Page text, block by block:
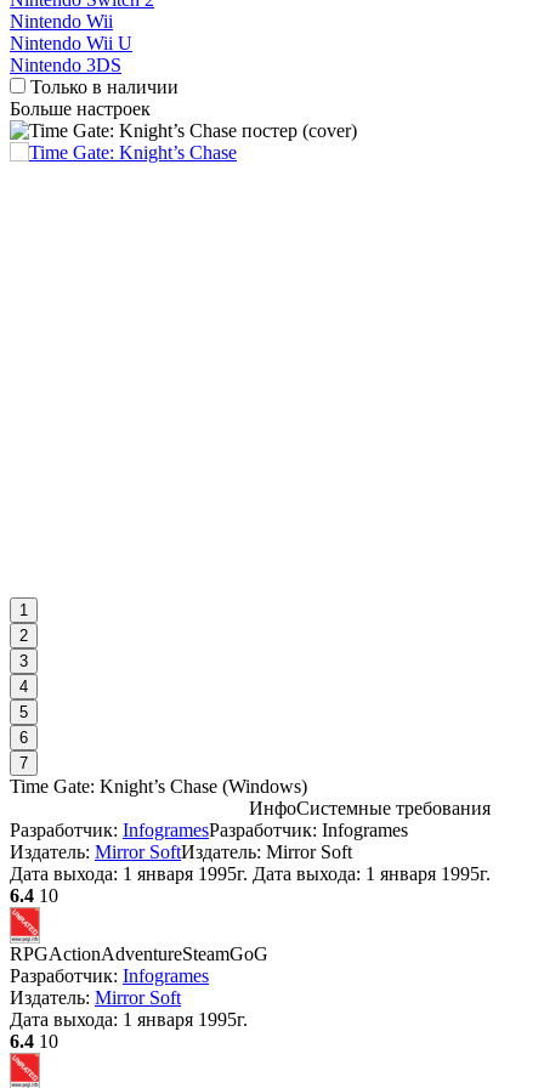
Nintendo Wii
Nintendo Wii U
Nintendo 3DS
Только в наличии
Больше настроек
1
2
3
4
5
6
7
Time Gate: Knight’s Chase (Windows)
ИнфоСистемные требования
Разработчик: InfogramesРазработчик: Infogrames
Издатель: Mirror SoftИздатель: Mirror Soft
Дата выхода: 1 января 1995г. Дата выхода: 1 января 1995г.
6.4 10
RPGActionAdventureSteamGoG
Разработчик: Infogrames
Издатель: Mirror Soft
Дата выхода: 1 января 1995г.
6.4 10